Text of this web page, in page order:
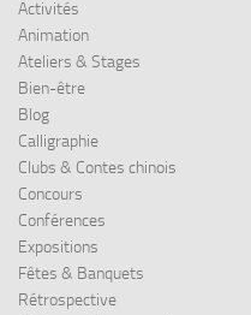
Activités
Animation
Ateliers & Stages
Bien-être
Blog
Calligraphie
Clubs & Contes chinois
Concours
Conférences
Expositions
Fêtes & Banquets
Rétrospective